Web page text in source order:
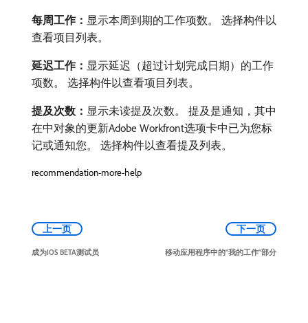
每周工作： ​显示本周到期的工作项数。 选择构件以
查看项目列表。
延迟工作： ​显示延迟（超过计划完成日期）的工作
项数。 选择构件以查看项目列表。
提及次数： ​显示未读提及次数。 提及是通知，其中
在中对象的更新Adobe Workfront选项卡中已为您标
记或通知您。 选择构件以查看提及列表。
recommendation-more-help
上一页
成为IOS BETA测试员
下一页
移动应用程序中的“我的工作”部分